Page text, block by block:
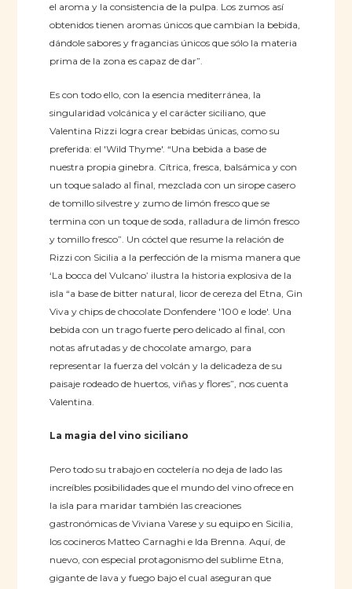
el aroma y la consistencia de la pulpa. Los zumos así
obtenidos tienen aromas únicos que cambian la bebida,
dándole sabores y fragancias únicos que sólo la materia
prima de la zona es capaz de dar”.
Es con todo ello, con la esencia mediterránea, la
singularidad volcánica y el carácter siciliano, que
Valentina Rizzi logra crear bebidas únicas, como su
preferida: el 'Wild Thyme'. “Una bebida a base de
nuestra propia ginebra. Cítrica, fresca, balsámica y con
un toque salado al final, mezclada con un sirope casero
de tomillo silvestre y zumo de limón fresco que se
termina con un toque de soda, ralladura de limón fresco
y tomillo fresco”. Un cóctel que resume la relación de
Rizzi con Sicilia a la perfección de la misma manera que
‘La bocca del Vulcano’ ilustra la historia explosiva de la
isla “a base de bitter natural, licor de cereza del Etna, Gin
Viva y chips de chocolate Donfendere '100 e lode'. Una
bebida con un trago fuerte pero delicado al final, con
notas afrutadas y de chocolate amargo, para
representar la fuerza del volcán y la delicadeza de su
paisaje rodeado de huertos, viñas y flores”, nos cuenta
Valentina.
La magia del vino siciliano
Pero todo su trabajo en coctelería no deja de lado las
increíbles posibilidades que el mundo del vino ofrece en
la isla para maridar también las creaciones
gastronómicas de Viviana Varese y su equipo en Sicilia,
los cocineros Matteo Carnaghi e Ida Brenna. Aquí, de
nuevo, con especial protagonismo del sublime Etna,
gigante de lava y fuego bajo el cual aseguran que